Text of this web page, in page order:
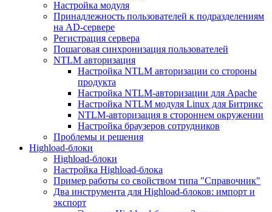
Настройка модуля
Принадлежность пользователей к подразделениям
на AD-сервере
Регистрация сервера
Пошаговая синхронизация пользователей
NTLM авторизация
Настройка NTLM авторизации со стороны
продукта
Настройка NTLM-авторизации для Apache
Настройка NTLM модуля Linux для Битрикс
NTLM-авторизация в стороннем окружении
Настройка браузеров сотрудников
Проблемы и решения
Highload-блоки
Highload-блоки
Настройка Highload-блока
Пример работы со свойством типа "Справочник"
Два инструмента для Highload-блоков: импорт и
экспорт